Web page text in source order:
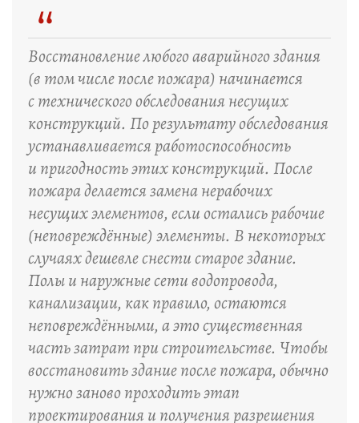
“
Восстановление любого аварийного здания
(в том числе после пожара) начинается
с технического обследования несущих
конструкций. По результату обследования
устанавливается работоспособность
и пригодность этих конструкций. После
пожара делается замена нерабочих
несущих элементов, если остались рабочие
(неповреждённые) элементы. В некоторых
случаях дешевле снести старое здание.
Полы и наружные сети водопровода,
канализации, как правило, остаются
неповреждёнными, а это существенная
часть затрат при строительстве. Чтобы
восстановить здание после пожара, обычно
нужно заново проходить этап
проектирования и получения разрешения